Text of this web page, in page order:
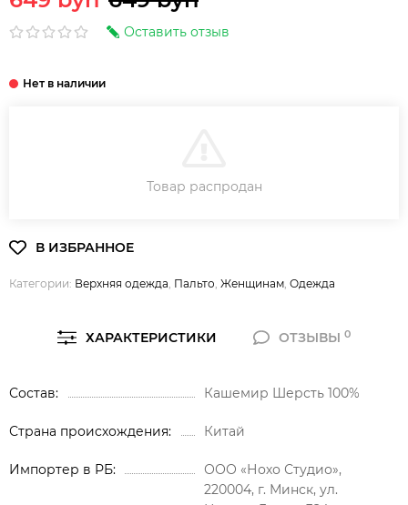
Оставить отзыв
Товар распродан
Категории: Верхняя одежда, Пальто, Женщинам, Одежда
ХАРАКТЕРИСТИКИ ОТЗЫВЫ0
Состав Кашемир Шерсть 100%
Страна происхождения Китай
Импортер в РБ
ООО «Нохо Студио»,
220004, г. Минск, ул.